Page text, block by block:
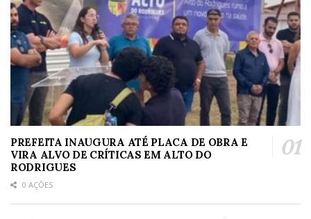
PREFEITA INAUGURA ATÉ PLACA DE OBRA E
VIRA ALVO DE CRÍTICAS EM ALTO DO
RODRIGUES
0 AÇÕES